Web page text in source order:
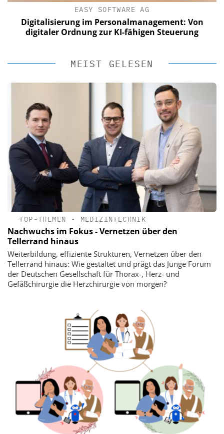
EASY SOFTWARE AG
Digitalisierung im Personalmanagement: Von
digitaler Ordnung zur KI-fähigen Steuerung
MEIST GELESEN
TOP-THEMEN • MEDIZINTECHNIK
Nachwuchs im Fokus - Vernetzen über den
Tellerrand hinaus
Weiterbildung, effiziente Strukturen, Vernetzen über den
Tellerrand hinaus: Wie gestaltet und prägt das Junge Forum
der Deutschen Gesellschaft für Thorax-, Herz- und
Gefäßchirurgie die Herzchirurgie von morgen?